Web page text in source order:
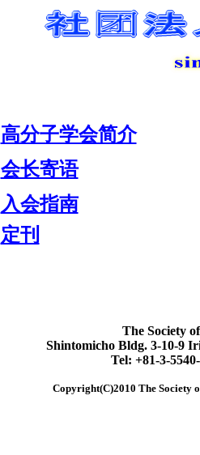
高分子学会简介
会长寄语
入会指南
定刊
The Society
Shintomicho Bldg. 3-10-9
Tel: +81-3-
Copyright(C)2010 The Society